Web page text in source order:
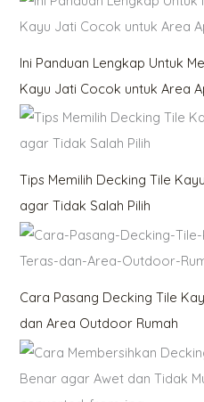
Ini Panduan Lengkap Untuk
Kayu Jati Cocok untuk Area
Tips Memilih Decking Tile
agar Tidak Salah Pilih
Cara Pasang Decking Tile
dan Area Outdoor Rumah